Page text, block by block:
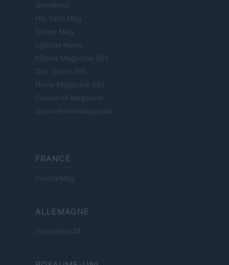
Gameland
Hig Tech Mag
Scoop Mag
Lgbtqia News
Motors Magazine 365
Day Travel 365
Home Magazine 365
Cineverse Magazine
SecondHomeMagazine
FRANCE
InvestirMag
ALLEMAGNE
Investieren24